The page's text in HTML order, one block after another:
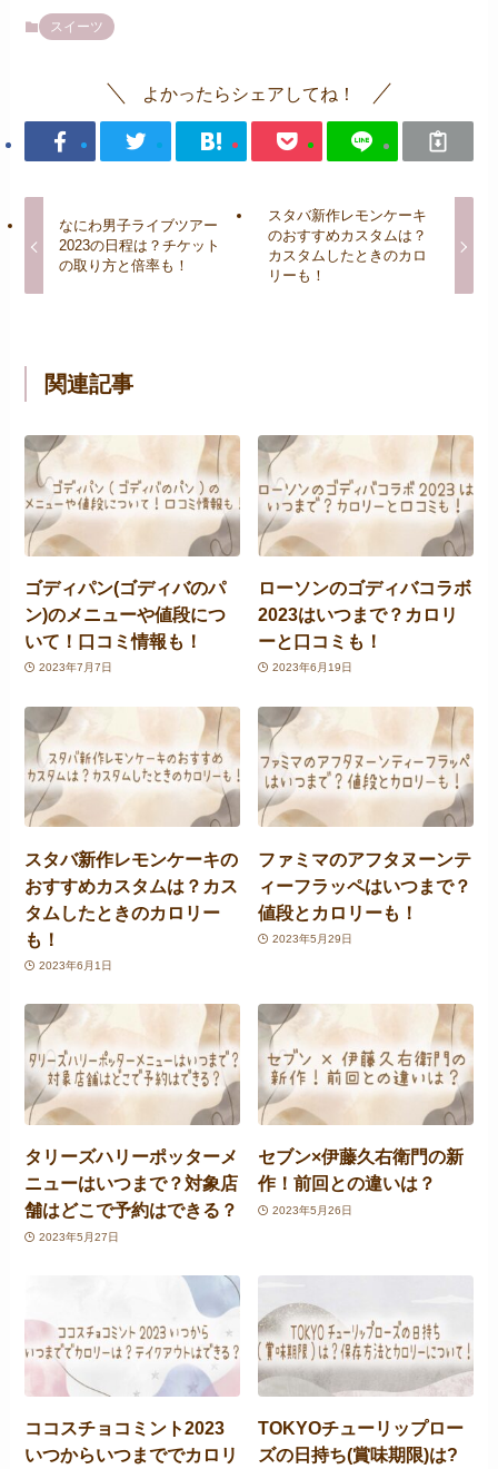
スイーツ
よかったらシェアしてね！
なにわ男子ライブツアー
2023の日程は？チケット
の取り方と倍率も！
スタバ新作レモンケーキ
のおすすめカスタムは？
カスタムしたときのカロ
リーも！
関連記事
ゴディパン(ゴディバのパ
ン)のメニューや値段につ
いて！口コミ情報も！
2023年7月7日
ローソンのゴディバコラボ
2023はいつまで？カロリ
ーと口コミも！
2023年6月19日
スタバ新作レモンケーキの
おすすめカスタムは？カス
タムしたときのカロリー
も！
2023年6月1日
ファミマのアフタヌーンテ
ィーフラッペはいつまで？
値段とカロリーも！
2023年5月29日
タリーズハリーポッターメ
ニューはいつまで？対象店
舗はどこで予約はできる？
2023年5月27日
セブン×伊藤久右衛門の新
作！前回との違いは？
2023年5月26日
ココスチョコミント2023
いつからいつまででカロリ
TOKYOチューリップロー
ズの日持ち(賞味期限)は?